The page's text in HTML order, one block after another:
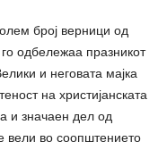
број верници од
одбележаа празникот
и неговата мајка
на христијанската
и значаен дел од
вели во соопштението